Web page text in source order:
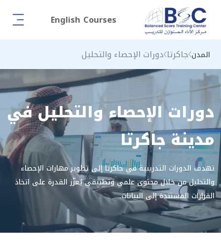
English Courses
المدن جاكرتا دورات الإحصاء والتحليل
دورات الإحصاء والتحليل في
مدينة جاكرتا
تهدف الدورات التدريبية في جاكرتا إلى تطوير مهارات الإحصاء
والتحليل من خلال محتوى علمي وتطبيقي يُعزّز القدرة على اتخاذ
القرارات المستندة إلى البيانات.